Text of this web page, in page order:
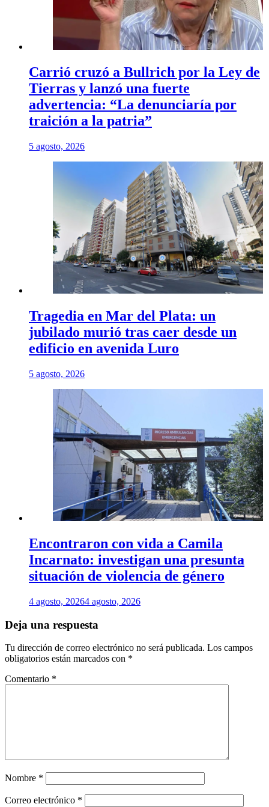
Carrió cruzó a Bullrich por la Ley de
Tierras y lanzó una fuerte
advertencia: “La denunciaría por
traición a la patria”
5 agosto, 2026
Tragedia en Mar del Plata: un
jubilado murió tras caer desde un
edificio en avenida Luro
5 agosto, 2026
Encontraron con vida a Camila
Incarnato: investigan una presunta
situación de violencia de género
4 agosto, 20264 agosto, 2026
Deja una respuesta
Tu dirección de correo electrónico no será publicada. Los campos
obligatorios están marcados con *
Comentario *
Nombre *
Correo electrónico *